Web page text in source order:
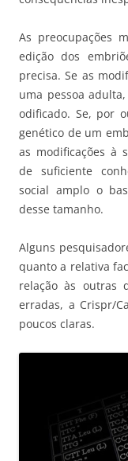
As preocupações
edição dos
precisa. Se as
uma pessoa
odificado. Se, por
genético de um
as modificações à
de suficiente
social amplo o
desse tamanho.
Alguns
quanto a relativa
relação às outras
erradas, a Crispr/
poucos claras.